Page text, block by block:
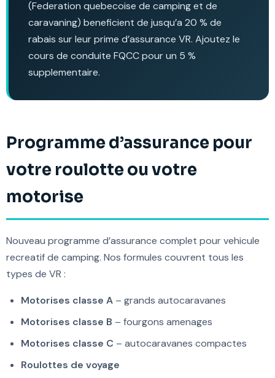
(Federation quebecoise de camping et de
caravaning) beneficient de jusqu’a 20 % de
rabais sur leur prime d’assurance VR. Ajoutez le
cours de conduite FQCC pour un 5 %
supplementaire.
Programme d’assurance pour
votre roulotte ou votre
motorise
Nouveau programme d’assurance complet pour vehicule
recreatif de camping. Nos formules couvrent tous les
types de VR :
Motorises classe A– grands autocaravanes
Motorises classe B – fourgons amenages
Motorises classe C – autocaravanes compactes
Roulottes de voyage